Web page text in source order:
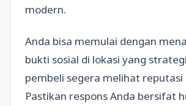
modern.
Anda bisa memulai dengan
bukti sosial di lokasi yang
pembeli segera melihat reputasi
Pastikan respons Anda bersifat